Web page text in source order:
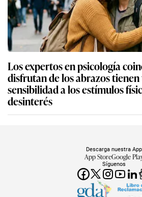
Los expertos en psicología
disfrutan de los abrazos
sensibilidad a los estímulos
desinterés
Síguenos
Descarga nuestra App
App StoreGoogle